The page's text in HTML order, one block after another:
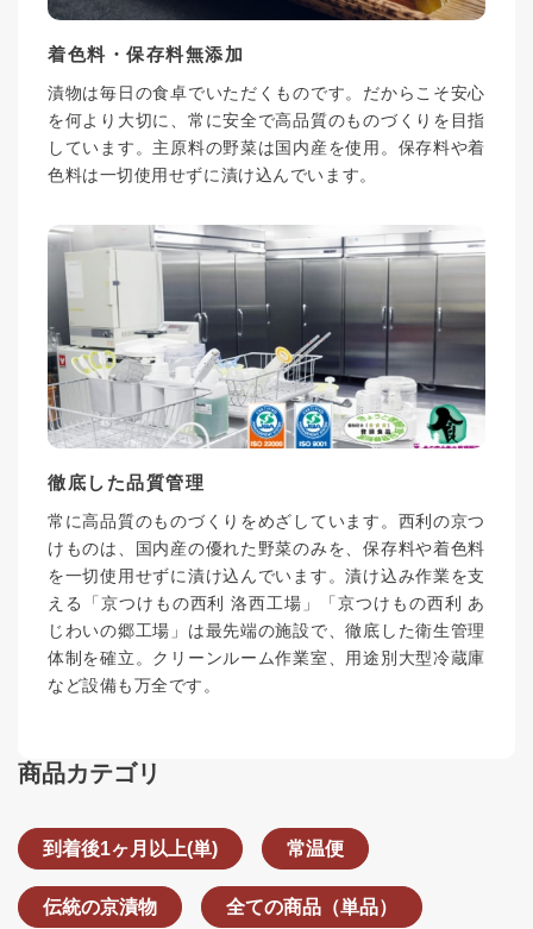
着色料・保存料無添加
漬物は毎日の食卓でいただくものです。だからこそ安心
を何より大切に、常に安全で高品質のものづくりを目指
しています。主原料の野菜は国内産を使用。保存料や着
色料は一切使用せずに漬け込んでいます。
徹底した品質管理
常に高品質のものづくりをめざしています。西利の京つ
けものは、国内産の優れた野菜のみを、保存料や着色料
を一切使用せずに漬け込んでいます。漬け込み作業を支
える「京つけもの西利 洛西工場」「京つけもの西利 あ
じわいの郷工場」は最先端の施設で、徹底した衛生管理
体制を確立。クリーンルーム作業室、用途別大型冷蔵庫
など設備も万全です。
商品カテゴリ
到着後1ヶ月以上(単) 常温便
伝統の京漬物 全ての商品（単品）